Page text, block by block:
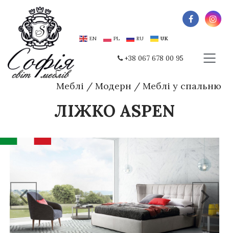
EN PL RU UK
+38 067 678 00 95
Меблі / Модерн / Меблі у спальню
ЛІЖКО ASPEN